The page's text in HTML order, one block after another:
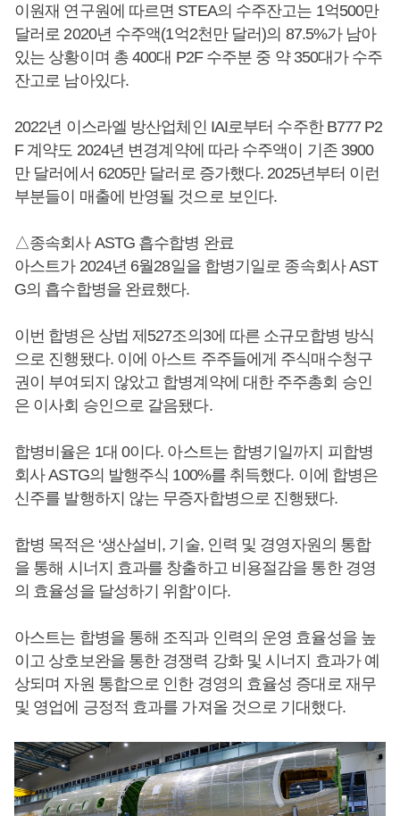
이원재 연구원에 따르면 STEA의 수주잔고는 1억500만
달러로 2020년 수주액(1억2천만 달러)의 87.5%가 남아
있는 상황이며 총 400대 P2F 수주분 중 약 350대가 수주
잔고로 남아있다.
2022년 이스라엘 방산업체인 IAI로부터 수주한 B777 P2
F 계약도 2024년 변경계약에 따라 수주액이 기존 3900
만 달러에서 6205만 달러로 증가했다. 2025년부터 이런
부분들이 매출에 반영될 것으로 보인다.
△종속회사 ASTG 흡수합병 완료
아스트가 2024년 6월28일을 합병기일로 종속회사 AST
G의 흡수합병을 완료했다.
이번 합병은 상법 제527조의3에 따른 소규모합병 방식
으로 진행됐다. 이에 아스트 주주들에게 주식매수청구
권이 부여되지 않았고 합병계약에 대한 주주총회 승인
은 이사회 승인으로 갈음됐다.
합병비율은 1대 0이다. 아스트는 합병기일까지 피합병
회사 ASTG의 발행주식 100%를 취득했다. 이에 합병은
신주를 발행하지 않는 무증자합병으로 진행됐다.
합병 목적은 ‘생산설비, 기술, 인력 및 경영자원의 통합
을 통해 시너지 효과를 창출하고 비용절감을 통한 경영
의 효율성을 달성하기 위함’이다.
아스트는 합병을 통해 조직과 인력의 운영 효율성을 높
이고 상호보완을 통한 경쟁력 강화 및 시너지 효과가 예
상되며 자원 통합으로 인한 경영의 효율성 증대로 재무
및 영업에 긍정적 효과를 가져올 것으로 기대했다.